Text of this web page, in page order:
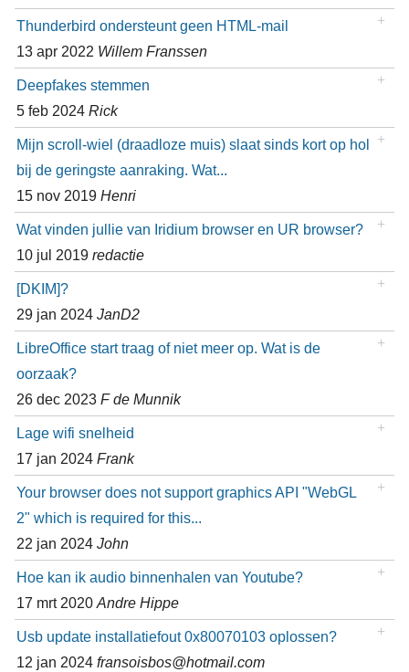
Thunderbird ondersteunt geen HTML-mail
13 apr 2022 Willem Franssen
Deepfakes stemmen
5 feb 2024 Rick
Mijn scroll-wiel (draadloze muis) slaat sinds kort op hol
bij de geringste aanraking. Wat...
15 nov 2019 Henri
Wat vinden jullie van Iridium browser en UR browser?
10 jul 2019 redactie
[DKIM]?
29 jan 2024 JanD2
LibreOffice start traag of niet meer op. Wat is de
oorzaak?
26 dec 2023 F de Munnik
Lage wifi snelheid
17 jan 2024 Frank
Your browser does not support graphics API "WebGL
2" which is required for this...
22 jan 2024 John
Hoe kan ik audio binnenhalen van Youtube?
17 mrt 2020 Andre Hippe
Usb update installatiefout 0x80070103 oplossen?
12 jan 2024 fransoisbos@hotmail.com